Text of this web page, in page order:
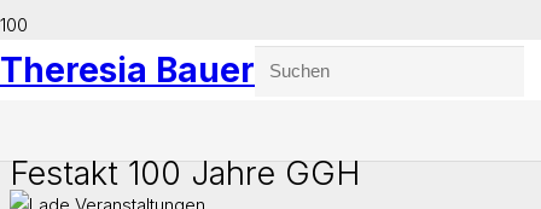
Theresia Bauer
Festakt 100 Jahre GGH